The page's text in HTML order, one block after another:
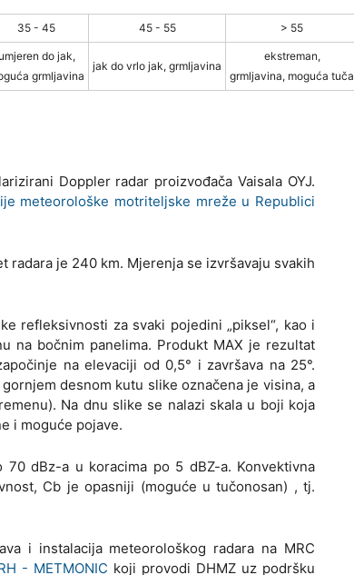
35 - 45 45 - 55 > 55
umjeren do jak,
grmljavina
jak do vrlo jak, grmljavina
ekstreman,
grmljavina, moguća tuča
Doppler radar proizvođača Vaisala OYJ.
meteorološke motriteljske mreže u Republici
radara je 240 km. Mjerenja se izvršavaju svakih
refleksivnosti za svaki pojedini „piksel“, kao i
na bočnim panelima. Produkt MAX je rezultat
na elevaciji od 0,5° i završava na 25°.
desnom kutu slike označena je visina, a
Na dnu slike se nalazi skala u boji koja
i moguće pojave.
dBz-a u koracima po 5 dBZ-a. Konvektivna
Cb je opasniji (moguće u tučonosan) , tj.
i instalacija meteorološkog radara na MRC
- METMONIC koji provodi DHMZ uz podršku